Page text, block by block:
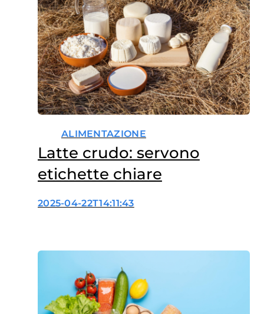
ALIMENTAZIONE
Latte crudo: servono
etichette chiare
2025-04-22T14:11:43